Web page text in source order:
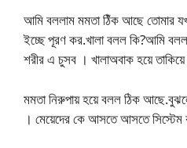
আমি বললাম মমতা ঠিঁক আছে তোমার
ইচ্ছে পূরণ কর.খালা বলল কি?আমি
শরীর এ চুসব । খালাঅবাক হয়ে
মমতা নিরুপায় হয়ে বলল ঠিক
। মেয়েদের কে আসতে আসতে